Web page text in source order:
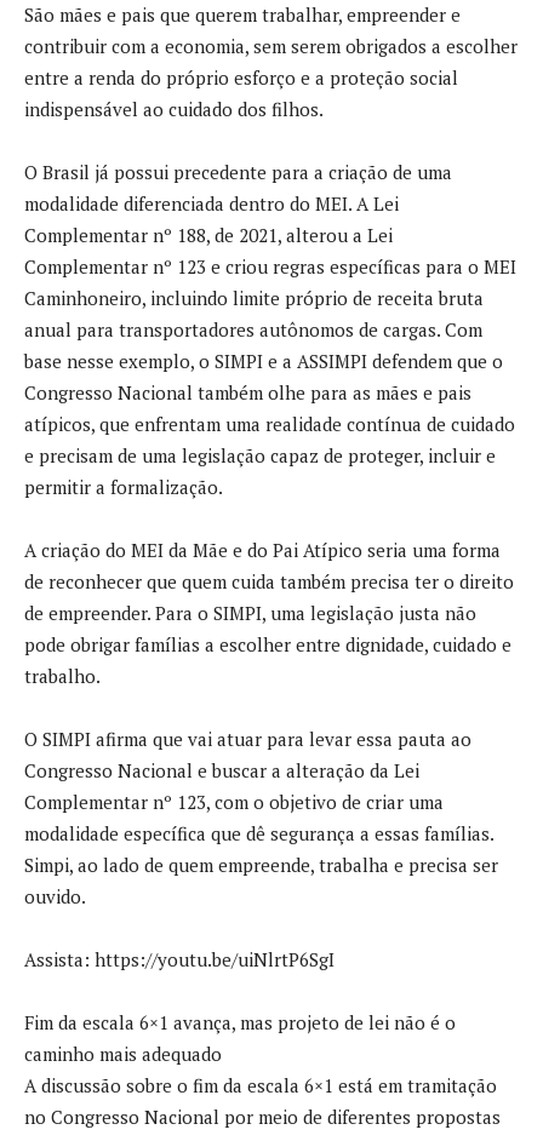
São mães e pais que querem trabalhar, empreender e
contribuir com a economia, sem serem obrigados a escolher
entre a renda do próprio esforço e a proteção social
indispensável ao cuidado dos filhos.
O Brasil já possui precedente para a criação de uma
modalidade diferenciada dentro do MEI. A Lei
Complementar nº 188, de 2021, alterou a Lei
Complementar nº 123 e criou regras específicas para o MEI
Caminhoneiro, incluindo limite próprio de receita bruta
anual para transportadores autônomos de cargas. Com
base nesse exemplo, o SIMPI e a ASSIMPI defendem que o
Congresso Nacional também olhe para as mães e pais
atípicos, que enfrentam uma realidade contínua de cuidado
e precisam de uma legislação capaz de proteger, incluir e
permitir a formalização.
A criação do MEI da Mãe e do Pai Atípico seria uma forma
de reconhecer que quem cuida também precisa ter o direito
de empreender. Para o SIMPI, uma legislação justa não
pode obrigar famílias a escolher entre dignidade, cuidado e
trabalho.
O SIMPI afirma que vai atuar para levar essa pauta ao
Congresso Nacional e buscar a alteração da Lei
Complementar nº 123, com o objetivo de criar uma
modalidade específica que dê segurança a essas famílias.
Simpi, ao lado de quem empreende, trabalha e precisa ser
ouvido.
Assista: https://youtu.be/uiNlrtP6SgI
Fim da escala 6×1 avança, mas projeto de lei não é o
caminho mais adequado
A discussão sobre o fim da escala 6×1 está em tramitação
no Congresso Nacional por meio de diferentes propostas